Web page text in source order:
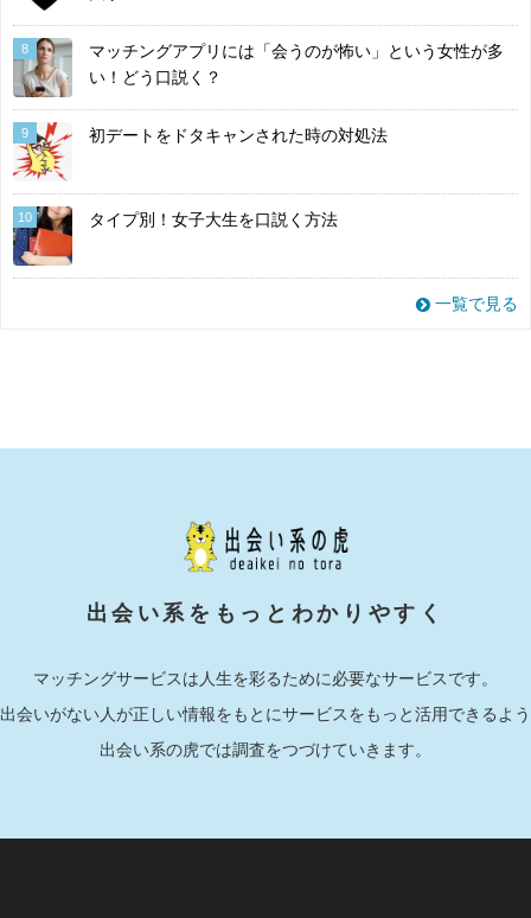
8
マッチングアプリには「会うのが怖い」という女性が多
い！どう口説く？
9 初デートをドタキャンされた時の対処法
10 タイプ別！女子大生を口説く方法
一覧で見る
出会い系をもっとわかりやすく
マッチングサービスは人生を彩るために必要なサービスです。
出会いがない人が正しい情報をもとにサービスをもっと活用できるよう
出会い系の虎では調査をつづけていきます。